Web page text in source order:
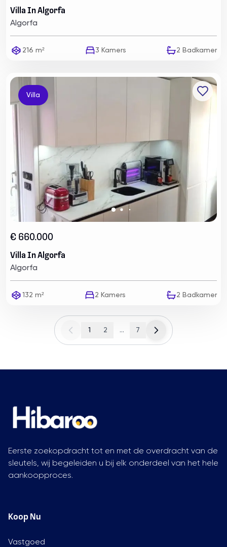
Villa In Algorfa
Algorfa
216 m² 3 Kamers 2 Badkamer
Villa
€ 660.000
Villa In Algorfa
Algorfa
132 m² 2 Kamers 2 Badkamer
1 2 ... 7
Eerste zoekopdracht tot en met de overdracht van de
sleutels, wij begeleiden u bij elk onderdeel van het hele
aankoopproces.
Koop Nu
Vastgoed